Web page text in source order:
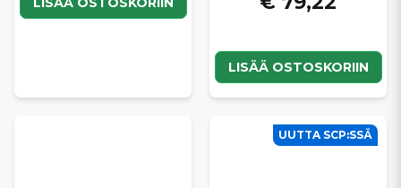
LISÄÄ OSTOSKORIIN
UUTTA SCP:SSÄ